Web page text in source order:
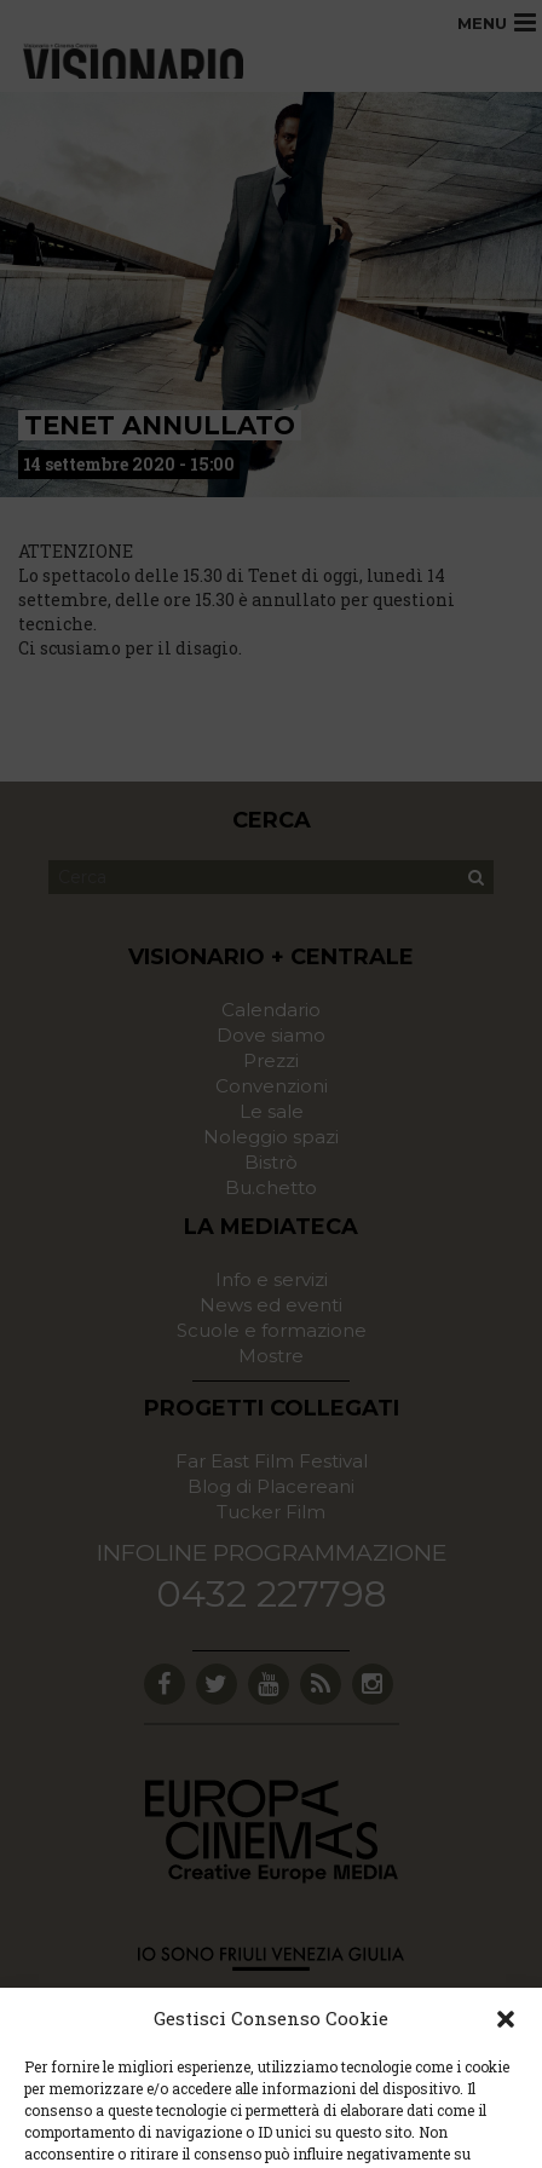
Gestisci Consenso Cookie
Per fornire le migliori esperienze, utilizziamo tecnologie come i cookie
per memorizzare e/o accedere alle informazioni del dispositivo. Il
consenso a queste tecnologie ci permetterà di elaborare dati come il
comportamento di navigazione o ID unici su questo sito. Non
acconsentire o ritirare il consenso può influire negativamente su
MENU
TENET ANNULLATO
14 settembre 2020 - 15:00
ATTENZIONE
Lo spettacolo delle 15.30 di Tenet di oggi, lunedì 14
settembre, delle ore 15.30 è annullato per questioni
tecniche.
Ci scusiamo per il disagio.
CERCA
VISIONARIO + CENTRALE
Calendario
Dove siamo
Prezzi
Convenzioni
Le sale
Noleggio spazi
Bistrò
Bu.chetto
LA MEDIATECA
Info e servizi
News ed eventi
Scuole e formazione
Mostre
PROGETTI COLLEGATI
Far East Film Festival
Blog di Placereani
Tucker Film
INFOLINE PROGRAMMAZIONE
0432 227798
Copyright © 2015 Cec, Tutti i diritti riservati. Nessun
contenuto può essere copiato o manipolato. Accedendo al
sito approvi la Policy sulla privacy e la Policy sui
contenuti.
Centro espressioni cinematografiche, via Villalta, 24 |